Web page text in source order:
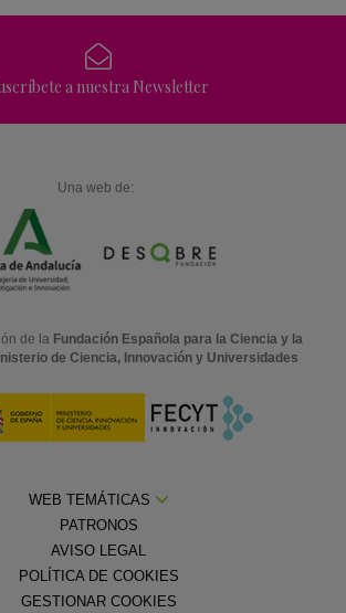
a nuestra Newsletter
Una web de:
de la Fundación Española para la Ciencia y la
de Ciencia, Innovación y Universidades
WEB TEMÁTICAS
PATRONOS
AVISO LEGAL
POLÍTICA DE COOKIES
GESTIONAR COOKIES